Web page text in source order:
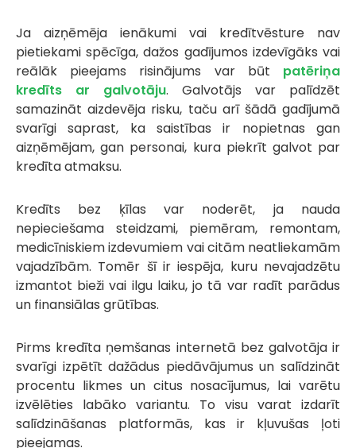
Ja aizņēmēja ienākumi vai kredītvēsture nav
pietiekami spēcīga, dažos gadījumos izdevīgāks vai
reālāk pieejams risinājums var būt patēriņa
kredīts ar galvotāju. Galvotājs var palīdzēt
samazināt aizdevēja risku, taču arī šādā gadījumā
svarīgi saprast, ka saistības ir nopietnas gan
aizņēmējam, gan personai, kura piekrīt galvot par
kredīta atmaksu.
Kredīts bez ķīlas var noderēt, ja nauda
nepieciešama steidzami, piemēram, remontam,
medicīniskiem izdevumiem vai citām neatliekamām
vajadzībām. Tomēr šī ir iespēja, kuru nevajadzētu
izmantot bieži vai ilgu laiku, jo tā var radīt parādus
un finansiālas grūtības.
Pirms kredīta ņemšanas internetā bez galvotāja ir
svarīgi izpētīt dažādus piedāvājumus un salīdzināt
procentu likmes un citus nosacījumus, lai varētu
izvēlēties labāko variantu. To visu varat izdarīt
salīdzināšanas platformās, kas ir kļuvušas ļoti
pieejamas.